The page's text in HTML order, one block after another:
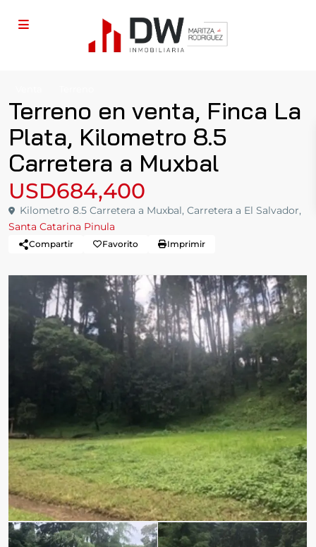
Terreno en venta, Finca La
Plata, Kilometro 8.5
Carretera a Muxbal
USD684,400
Kilometro 8.5 Carretera a Muxbal, Carretera a El Salvador,
Santa Catarina Pinula
Compartir Favorito Imprimir